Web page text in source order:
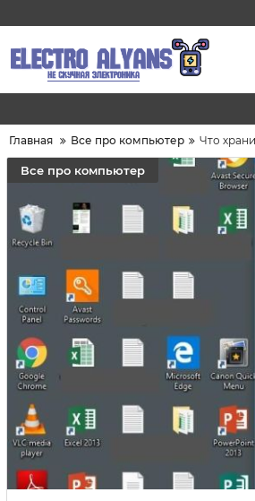
Главная Все про компьютер Что
Все про компьютер